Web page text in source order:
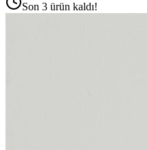
Son 3 ürün kaldı!